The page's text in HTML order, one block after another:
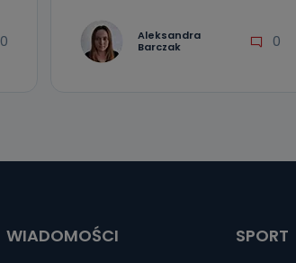
0
Aleksandra
Barczak
0
WIADOMOŚCI SPORT